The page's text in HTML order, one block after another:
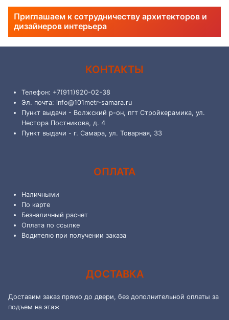
Приглашаем к сотрудничеству архитекторов и
дизайнеров интерьера
КОНТАКТЫ
Телефон: +7(911)920-02-38
Эл. почта: info@101metr-samara.ru
Пункт выдачи - Волжский р-он, пгт Стройкерамика, ул.
Нестора Постникова, д. 4
Пункт выдачи - г. Самара, ул. Товарная, 33
ОПЛАТА
Наличными
По карте
Безналичный расчет
Оплата по ссылке
Водителю при получении заказа
ДОСТАВКА
Доставим заказ прямо до двери, без дополнительной оплаты за
подъем на этаж